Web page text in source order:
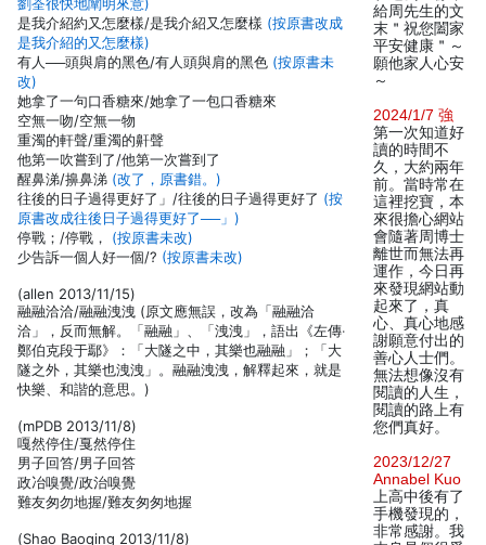
是我介紹約又怎麼樣/是我介紹又怎麼樣 (按原書改成
是我介紹的又怎麼樣)
有人──頭與肩的黑色/有人頭與肩的黑色 (按原書未
改)
她拿了一句口香糖來/她拿了一包口香糖來
空無一吻/空無一物
重濁的軒聲/重濁的鼾聲
他第一吹嘗到了/他第一次嘗到了
醒鼻涕/擤鼻涕 (改了，原書錯。)
往後的日子過得更好了」/往後的日子過得更好了 (按
原書改成往後日子過得更好了──」)
停戰；/停戰， (按原書未改)
少告訴一個人好一個/? (按原書未改)
(allen 2013/11/15)
融融洽洽/融融洩洩 (原文應無誤，改為「融融洽
洽」，反而無解。「融融」、「洩洩」，語出《左傳‧
鄭伯克段于鄢》：「大隧之中，其樂也融融」；「大
隧之外，其樂也洩洩」。融融洩洩，解釋起來，就是
快樂、和諧的意思。)
(mPDB 2013/11/8)
嘎然停住/戛然停住
男子回笞/男子回答
政冶嗅覺/政治嗅覺
難友匆勿地握/難友匆匆地握
(Shao Baoqing 2013/11/8)
給周先生的文
末＂祝您闔家
平安健康＂～
願他家人心安
～
2024/1/7 強
第一次知道好
讀的時間不
久，大約兩年
前。當時常在
這裡挖寶，本
來很擔心網站
會隨著周博士
離世而無法再
運作，今日再
來發現網站動
起來了，真
心、真心地感
謝願意付出的
善心人士們。
無法想像沒有
閱讀的人生，
閱讀的路上有
您們真好。
2023/12/27
Annabel Kuo
上高中後有了
手機發現的，
非常感謝。我